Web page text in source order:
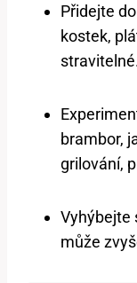
Přidejte
kostek,
brambor,
grilování,
Vyhýbejte
může